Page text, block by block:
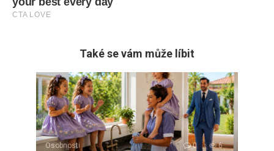
Také se vám může líbit
Osobnosti 0 6